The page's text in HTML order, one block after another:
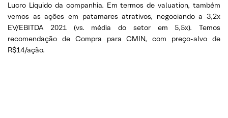
Lucro Líquido da companhia. Em termos de valuation, também
vemos as ações em patamares atrativos, negociando a 3,2x
EV/EBITDA 2021 (vs. média do setor em 5,5x). Temos
recomendação de Compra para CMIN, com preço-alvo de
R$14/ação.